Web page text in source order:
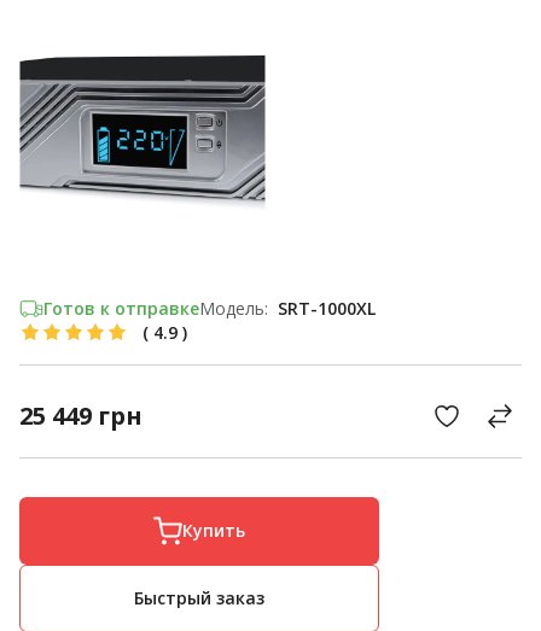
Готов к отправкеМодель: SRT-1000XL
( 4.9 )
25 449 грн
Купить
Быстрый заказ